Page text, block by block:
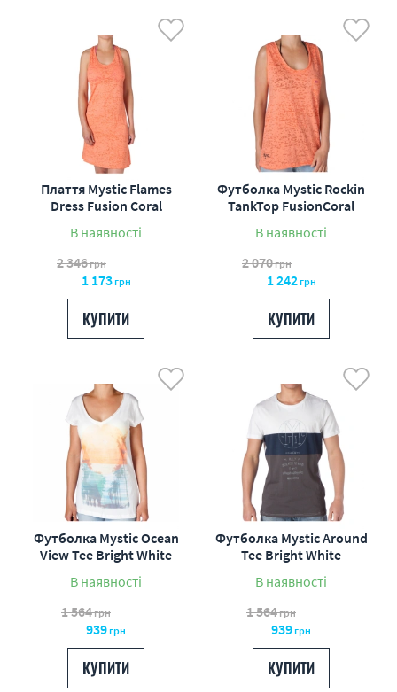
Плаття Mystic Flames
Dress Fusion Coral
В наявності
2 346грн
1 173грн
КУПИТИ
Футболка Mystic Rockin
TankTop FusionCoral
В наявності
2 070грн
1 242грн
КУПИТИ
Футболка Mystic Ocean
View Tee Bright White
В наявності
1 564грн
939грн
КУПИТИ
Футболка Mystic Around
Tee Bright White
В наявності
1 564грн
939грн
КУПИТИ